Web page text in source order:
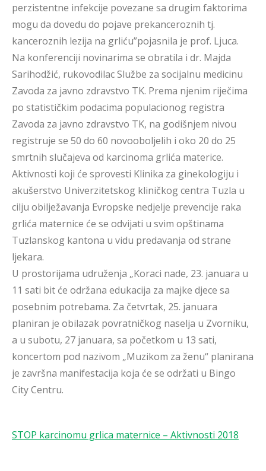
perzistentne infekcije povezane sa drugim faktorima
mogu da dovedu do pojave prekanceroznih tj.
kanceroznih lezija na grliću”pojasnila je prof. Ljuca.
Na konferenciji novinarima se obratila i dr. Majda
Sarihodžić, rukovodilac Službe za socijalnu medicinu
Zavoda za javno zdravstvo TK. Prema njenim riječima
po statističkim podacima populacionog registra
Zavoda za javno zdravstvo TK, na godišnjem nivou
registruje se 50 do 60 novooboljelih i oko 20 do 25
smrtnih slučajeva od karcinoma grlića materice.
Aktivnosti koji će sprovesti Klinika za ginekologiju i
akušerstvo Univerzitetskog kliničkog centra Tuzla u
cilju obilježavanja Evropske nedjelje prevencije raka
grlića maternice će se odvijati u svim opštinama
Tuzlanskog kantona u vidu predavanja od strane
ljekara.
U prostorijama udruženja „Koraci nade, 23. januara u
11 sati bit će održana edukacija za majke djece sa
posebnim potrebama. Za četvrtak, 25. januara
planiran je obilazak povratničkog naselja u Zvorniku,
a u subotu, 27 januara, sa početkom u 13 sati,
koncertom pod nazivom „Muzikom za ženu“ planirana
je završna manifestacija koja će se održati u Bingo
City Centru.
STOP karcinomu grlica maternice – Aktivnosti 2018